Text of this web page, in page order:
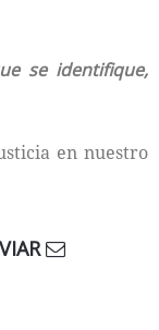
se identifique,
en nuestro